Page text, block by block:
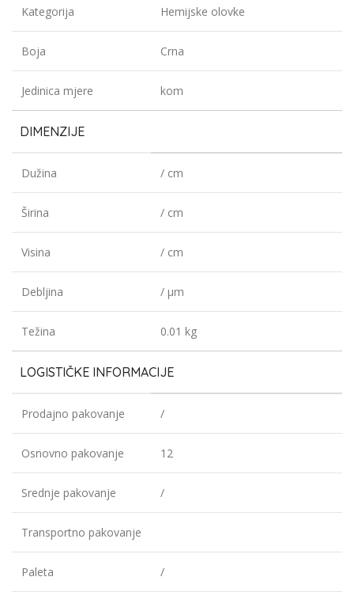
Kategorija Hemijske olovke
Boja Crna
Jedinica mjere kom
DIMENZIJE
Dužina / cm
Širina / cm
Visina / cm
Debljina / µm
Težina 0.01 kg
LOGISTIČKE INFORMACIJE
Prodajno pakovanje /
Osnovno pakovanje 12
Srednje pakovanje /
Transportno pakovanje
Paleta /